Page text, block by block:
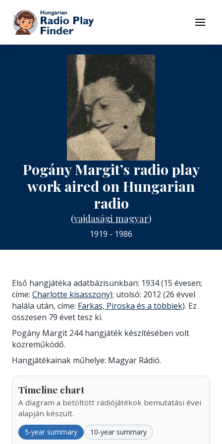
To contents
Menu
Pogány Margit’s radio play
work aired on Hungarian
radio
(vajdasági magyar)
1919 - 1986
Első hangjátéka adatbázisunkban: 1934 (15 évesen;
címe: Charlotte kisasszony); utolsó: 2012 (26 évvel
halála után, címe: Farkas, Piroska és a többiek). Ez
összesen 79 évet tesz ki.
Pogány Margit 244 hangjáték készítésében volt
közreműködő.
Hangjátékainak műhelye: Magyar Rádió.
Timeline chart
A diagram a betöltött rádiójátékok bemutatási évei
alapján készült.
5-year summary 10-year summary